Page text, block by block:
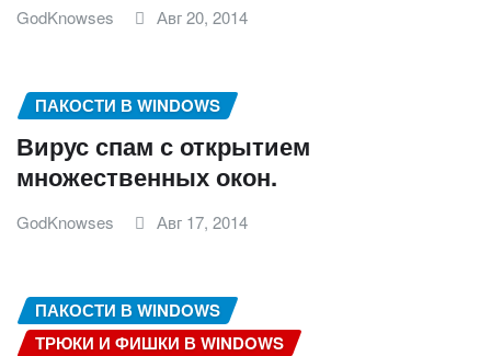
GodKnowses Авг 20, 2014
ПАКОСТИ В WINDOWS
Вирус спам с открытием
множественных окон.
GodKnowses Авг 17, 2014
ПАКОСТИ В WINDOWS
ТРЮКИ И ФИШКИ В WINDOWS